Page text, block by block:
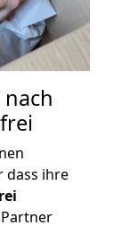
dass ihre